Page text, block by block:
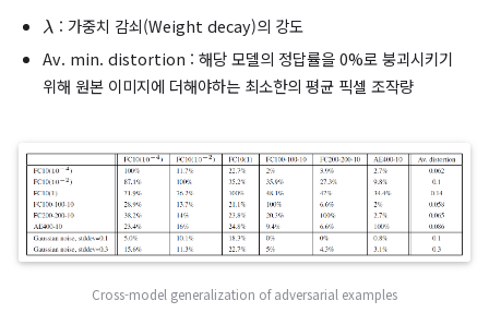
본 이미지에 노이즈를 가해 만든 적대적 예제를 차례로 표시한 것
다. 노이즈는 시각적인 확인을 돕기 위해 10배 증폭시켜 표현되었
다. 모두 ‘타조’라고 확신하도록 최적화된 노이즈를 가한 결과 눈
다.
적대적 예제의 일반화
이후 이러한 적대적 예제를 통한 공격이 특정 모델에만 국한되서
실험을 진행하였습니다.